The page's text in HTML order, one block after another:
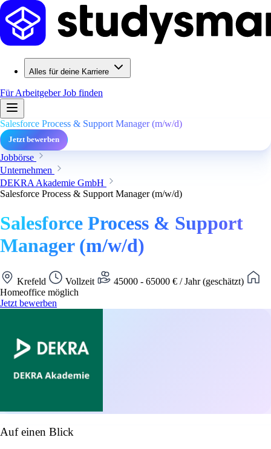
Alles für deine Karriere
Für ArbeitgeberJob finden
Salesforce Process & Support Manager (m/w/d)
Jetzt bewerben
Jobbörse
Unternehmen
DEKRA Akademie GmbH
Salesforce Process & Support Manager (m/w/d)
Salesforce Process & Support
Manager (m/w/d)
Krefeld Vollzeit
45000 - 65000 € / Jahr (geschätzt)
Homeoffice möglich
Jetzt bewerben
Auf einen Blick